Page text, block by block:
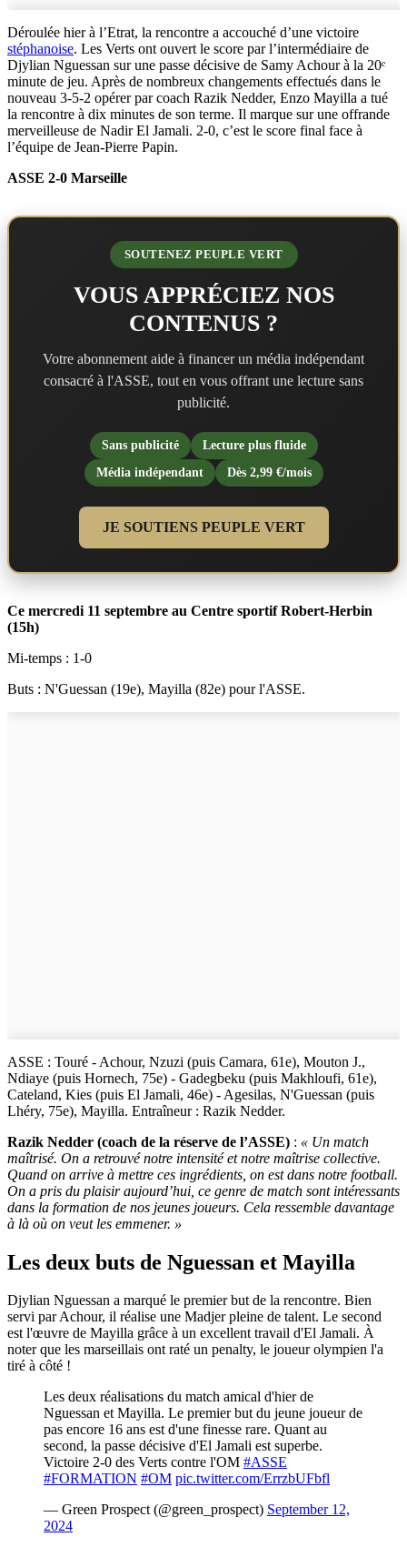
Déroulée hier à l’Etrat, la rencontre a accouché d’une victoire
stéphanoise. Les Verts ont ouvert le score par l’intermédiaire de
Djylian Nguessan sur une passe décisive de Samy Achour à la 20ᵉ
minute de jeu. Après de nombreux changements effectués dans le
nouveau 3-5-2 opérer par coach Razik Nedder, Enzo Mayilla a tué
la rencontre à dix minutes de son terme. Il marque sur une offrande
merveilleuse de Nadir El Jamali. 2-0, c’est le score final face à
l’équipe de Jean-Pierre Papin.
ASSE 2-0 Marseille
SOUTENEZ PEUPLE VERT
VOUS APPRÉCIEZ NOS
CONTENUS ?
Votre abonnement aide à financer un média indépendant
consacré à l'ASSE, tout en vous offrant une lecture sans
publicité.
Sans publicité
Lecture plus fluide
Média indépendant
Dès 2,99 €/mois
JE SOUTIENS PEUPLE VERT
Ce mercredi 11 septembre au Centre sportif Robert-Herbin
(15h)
Mi-temps : 1-0
Buts : N'Guessan (19e), Mayilla (82e) pour l'ASSE.
ASSE : Touré - Achour, Nzuzi (puis Camara, 61e), Mouton J.,
Ndiaye (puis Hornech, 75e) - Gadegbeku (puis Makhloufi, 61e),
Cateland, Kies (puis El Jamali, 46e) - Agesilas, N'Guessan (puis
Lhéry, 75e), Mayilla. Entraîneur : Razik Nedder.
Razik Nedder (coach de la réserve de l’ASSE) : « Un match
maîtrisé. On a retrouvé notre intensité et notre maîtrise collective.
Quand on arrive à mettre ces ingrédients, on est dans notre football.
On a pris du plaisir aujourd’hui, ce genre de match sont intéressants
dans la formation de nos jeunes joueurs. Cela ressemble davantage
à là où on veut les emmener. »
Les deux buts de Nguessan et Mayilla
Djylian Nguessan a marqué le premier but de la rencontre. Bien
servi par Achour, il réalise une Madjer pleine de talent. Le second
est l'œuvre de Mayilla grâce à un excellent travail d'El Jamali. À
noter que les marseillais ont raté un penalty, le joueur olympien l'a
tiré à côté !
Les deux réalisations du match amical d'hier de
Nguessan et Mayilla. Le premier but du jeune joueur de
pas encore 16 ans est d'une finesse rare. Quant au
second, la passe décisive d'El Jamali est superbe.
Victoire 2-0 des Verts contre l'OM #ASSE
#FORMATION #OM pic.twitter.com/ErrzbUFbfl
— Green Prospect (@green_prospect) September 12,
2024